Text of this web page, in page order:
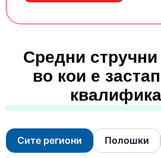
Средни
во кои е
Сите региони Полошки